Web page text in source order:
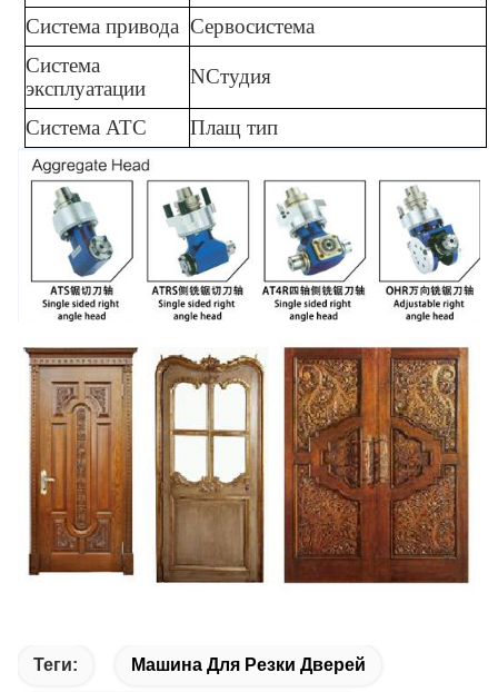
Система привода Сервосистема
Система
эксплуатации
NСтудия
Система ATC Плащ тип
Теги: Машина Для Резки Дверей